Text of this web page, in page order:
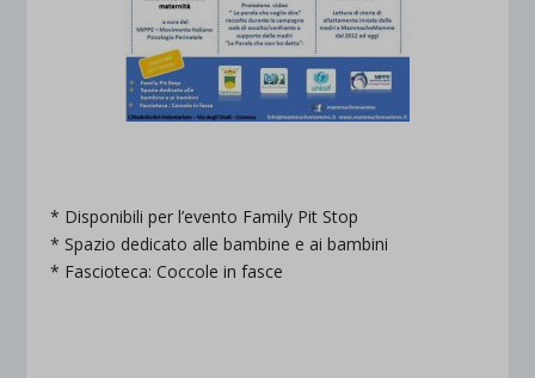
* Disponibili per l’evento Family Pit Stop
* Spazio dedicato alle bambine e ai bambini
* Fascioteca: Coccole in fasce